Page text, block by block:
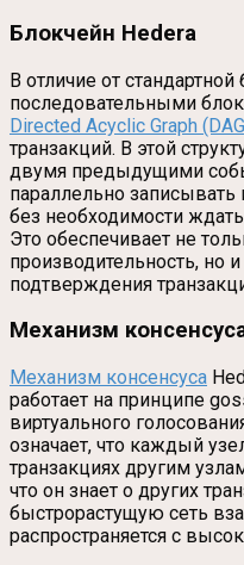
Блокчейн Hedera
В отличие от
последовательными
Directed Acyclic Graph
транзакций. В этой
двумя предыдущими
параллельно записывать
без необходимости
Это обеспечивает не
производительность, но
подтверждения
Механизм
Механизм консенсуса
работает на принципе
виртуального
означает, что каждый
транзакциях другим
что он знает о других
быстрорастущую сеть
распространяется с